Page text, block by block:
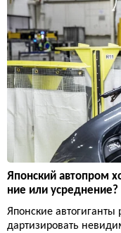
Японский автопром
ние или усреднение?
Японские
дартизировать